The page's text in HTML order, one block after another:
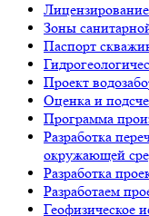
Зоны
Паспорт
Проект
Оценка и
Программа
Разработка
окружающей
Разработка
Разработаем
Геофизическое